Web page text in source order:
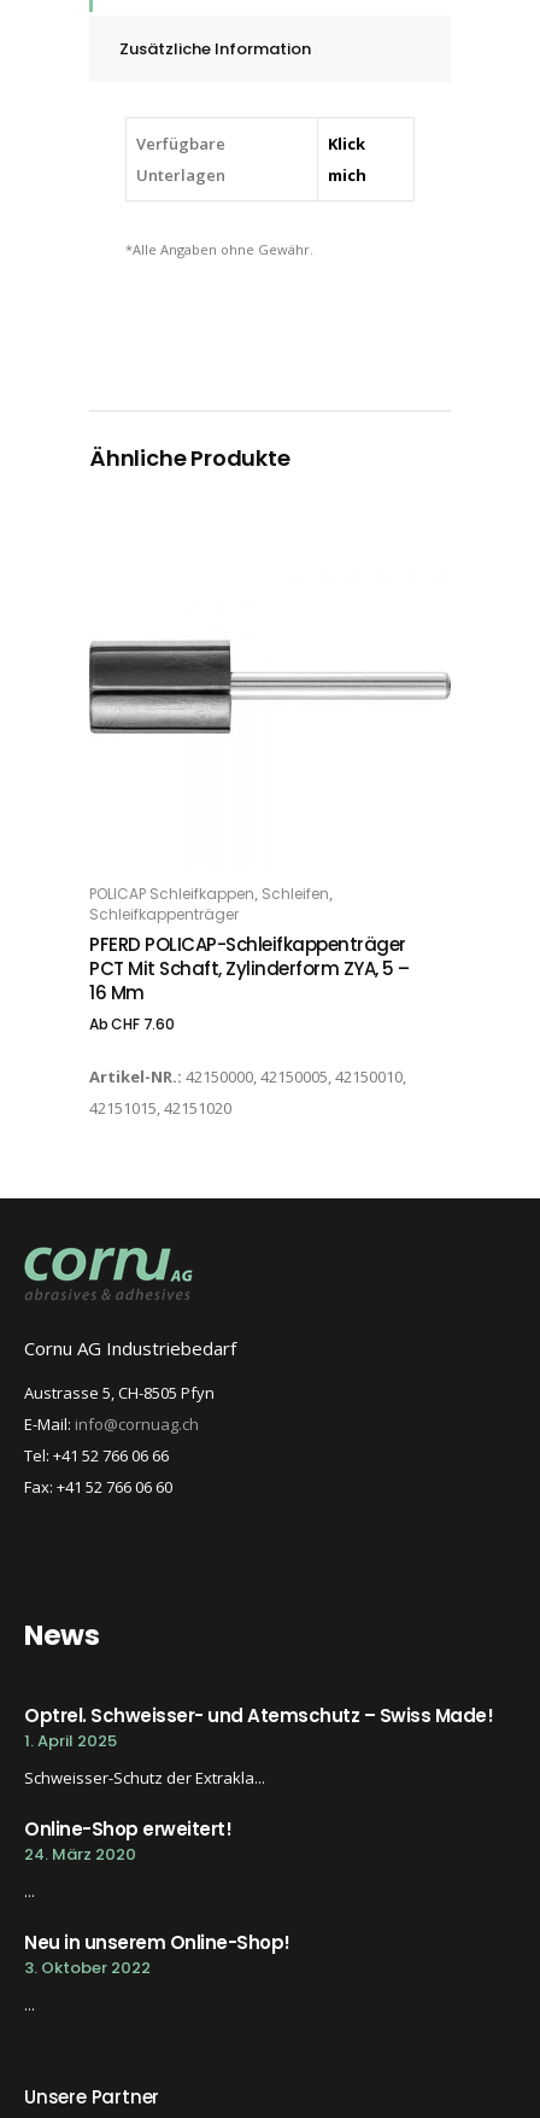
quantity
Zusätzliche Information
Verfügbare
Unterlagen
Klick
mich
*Alle Angaben ohne Gewähr.
Ähnliche Produkte
OPTIONS
POLICAP Schleifkappen, Schleifen,
Schleifkappenträger
PFERD POLICAP-Schleifkappenträger
PCT Mit Schaft, Zylinderform ZYA, 5 –
16 Mm
AbCHF7.60
Artikel-NR.: 42150000, 42150005, 42150010,
42151015, 42151020
Cornu AG Industriebedarf
Austrasse 5, CH-8505 Pfyn
E-Mail: info@cornuag.ch
Tel: +41 52 766 06 66
Fax: +41 52 766 06 60
News
Optrel. Schweisser- und Atemschutz – Swiss Made!
1. April 2025
Schweisser-Schutz der Extrakla...
Online-Shop erweitert!
24. März 2020
...
Neu in unserem Online-Shop!
3. Oktober 2022
...
Unsere Partner